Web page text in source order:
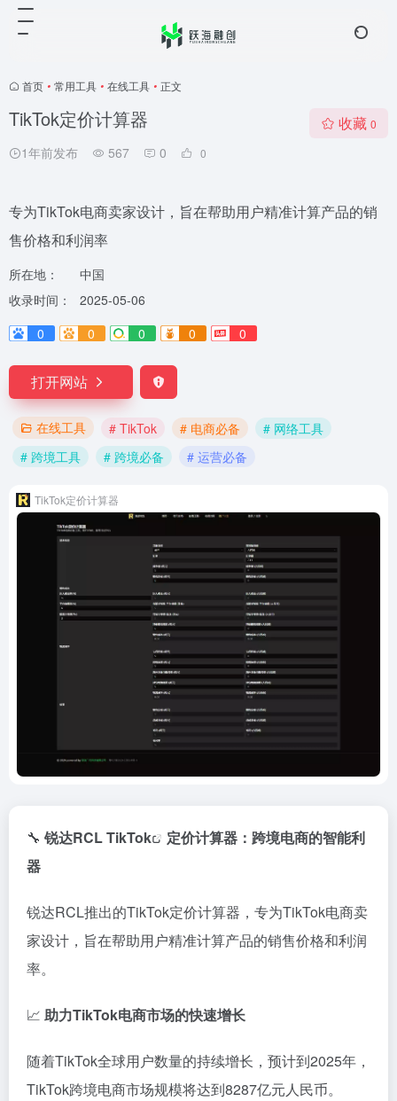
首页 • 常用工具 • 在线工具 • 正文
TikTok定价计算器
1年前发布 567 0 0
收藏 0
专为TikTok电商卖家设计，旨在帮助用户精准计算产品的销
售价格和利润率
所在地：
中国
收录时间：
2025-05-06
0
0 0 0 0
打开网站
在线工具 # TikTok # 电商必备
# 网络工具
# 跨境工具
# 跨境必备 # 运营必备
TikTok定价计算器
🔧 锐达RCLTikTok 定价计算器： 跨境电商的智能利
器
锐达RCL推出的TikTok定价计算器， 专为TikTok电商卖
家设计， 旨在帮助用户精准计算产品的销售价格和利润
率。
📈 助力TikTok电商市场的快速增长
随着TikTok全球用户数量的持续增长， 预计到2025年，
TikTok跨境电商市场规模将达到8287亿元人民币。